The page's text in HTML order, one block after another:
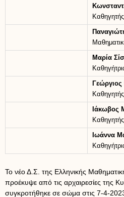
Μαρία
Ιάκωβος
Ιωάννα
Το νέο Δ.Σ. της Ελληνικής
προέκυψε από τις αρχαιρεσίες της
συγκροτήθηκε σε σώμα στις 7-4-